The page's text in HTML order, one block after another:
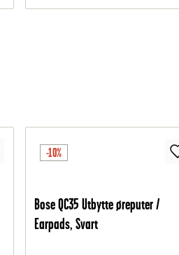
-10%
Bose QC35 Utbytte øreputer /
Earpads, Svart